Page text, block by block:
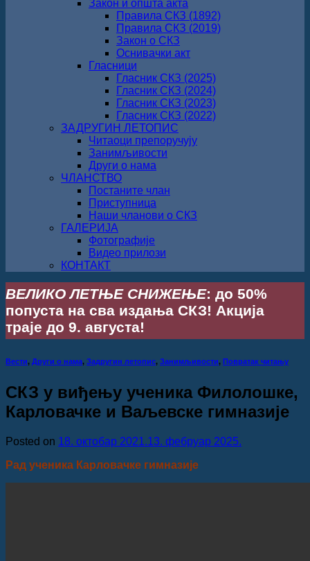
Закон и општа акта
Правила СКЗ (1892)
Правила СКЗ (2019)
Закон о СКЗ
Оснивачки акт
Гласници
Гласник СКЗ (2025)
Гласник СКЗ (2024)
Гласник СКЗ (2023)
Гласник СКЗ (2022)
ЗАДРУГИН ЛЕТОПИС
Читаоци препоручују
Занимљивости
Други о нама
ЧЛАНСТВО
Постаните члан
Приступница
Наши чланови о СКЗ
ГАЛЕРИЈА
Фотографије
Видео прилози
КОНТАКТ
ВЕЛИКО ЛЕТЊЕ СНИЖЕЊЕ: до 50%
попуста на сва издања СКЗ! Акција
траје до 9. августа!
Вести, Други о нама, Задругин летопис, Занимљивости, Повратак читању
СКЗ у виђењу ученика Филолошке,
Карловачке и Ваљевске гимназије
Posted on 18. октобар 2021.13. фебруар 2025.
Рад ученика Карловачке гимназије